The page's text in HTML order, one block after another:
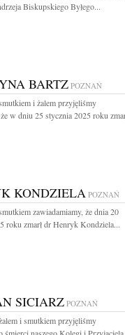
Biskupskiego Byłego...
BARTZ POZNAŃ
i żalem przyjęliśmy
w dniu 25 stycznia 2025 roku
KONDZIELAPOZNAŃ
zawiadamiamy, że dnia 20
roku zmarł dr Henryk Kondziela...
SICIARZPOZNAŃ
i smutkiem przyjęliśmy